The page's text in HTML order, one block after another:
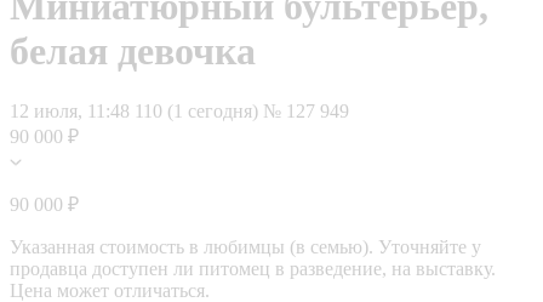
белая девочка
12 июля, 11:48 110 (1 сегодня) № 127 949
90 000 ₽
90 000 ₽
Указанная стоимость в любимцы (в семью). Уточняйте у
продавца доступен ли питомец в разведение, на выставку.
Цена может отличаться.